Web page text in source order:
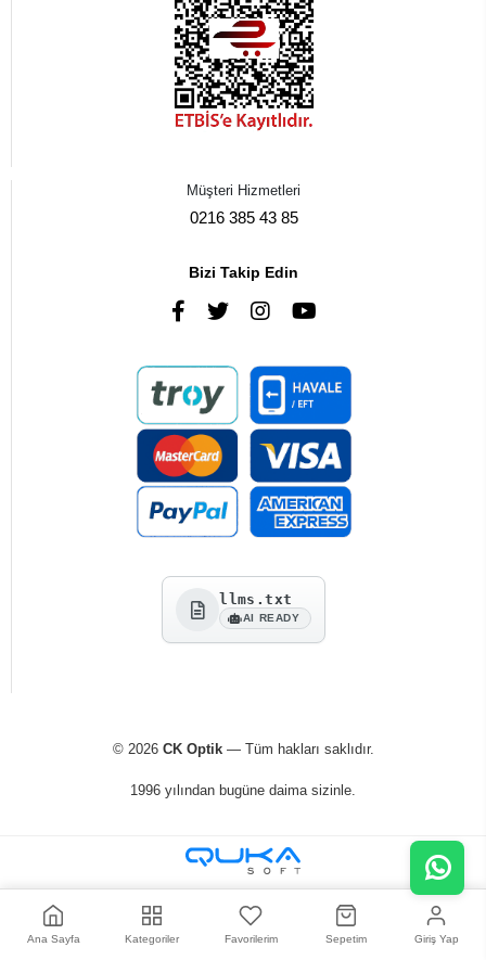
Müşteri Hizmetleri
0216 385 43 85
Bizi Takip Edin
llms.txt
AI READY
© 2026 CK Optik— Tüm hakları saklıdır.
1996 yılından bugüne daima sizinle.
Ana Sayfa Kategoriler Favorilerim Sepetim Giriş Yap